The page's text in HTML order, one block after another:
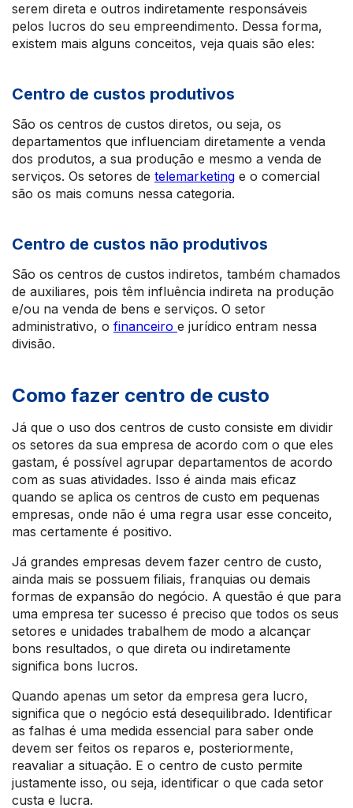
serem direta e outros indiretamente responsáveis
pelos lucros do seu empreendimento. Dessa forma,
existem mais alguns conceitos, veja quais são eles:
Centro de custos produtivos
São os centros de custos diretos, ou seja, os
departamentos que influenciam diretamente a venda
dos produtos, a sua produção e mesmo a venda de
serviços. Os setores de telemarketing e o comercial
são os mais comuns nessa categoria.
Centro de custos não produtivos
São os centros de custos indiretos, também chamados
de auxiliares, pois têm influência indireta na produção
e/ou na venda de bens e serviços. O setor
administrativo, o financeiro e jurídico entram nessa
divisão.
Como fazer centro de custo
Já que o uso dos centros de custo consiste em dividir
os setores da sua empresa de acordo com o que eles
gastam, é possível agrupar departamentos de acordo
com as suas atividades. Isso é ainda mais eficaz
quando se aplica os centros de custo em pequenas
empresas, onde não é uma regra usar esse conceito,
mas certamente é positivo.
Já grandes empresas devem fazer centro de custo,
ainda mais se possuem filiais, franquias ou demais
formas de expansão do negócio. A questão é que para
uma empresa ter sucesso é preciso que todos os seus
setores e unidades trabalhem de modo a alcançar
bons resultados, o que direta ou indiretamente
significa bons lucros.
Quando apenas um setor da empresa gera lucro,
significa que o negócio está desequilibrado. Identificar
as falhas é uma medida essencial para saber onde
devem ser feitos os reparos e, posteriormente,
reavaliar a situação. E o centro de custo permite
justamente isso, ou seja, identificar o que cada setor
custa e lucra.